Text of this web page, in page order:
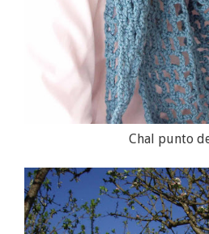
Chal punto